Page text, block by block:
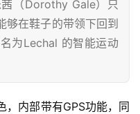
（Dorothy Gale）只
够在鞋子的带领下回到
为Lechal 的智能运动
，内部带有GPS功能，同